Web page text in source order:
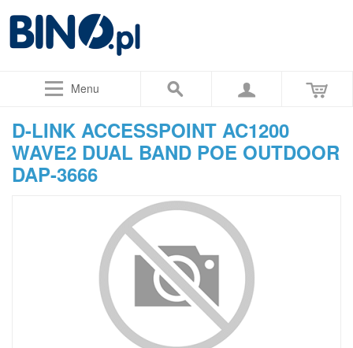
Menu
D-LINK ACCESSPOINT AC1200
WAVE2 DUAL BAND POE OUTDOOR
DAP-3666